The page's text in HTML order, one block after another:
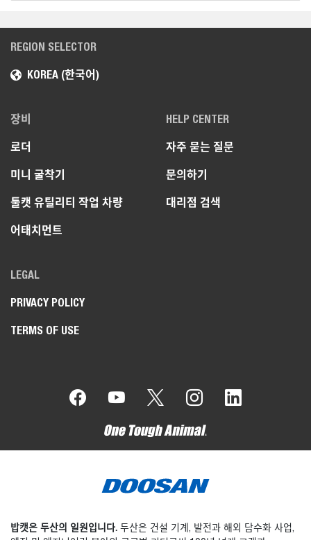
REGION SELECTOR
KOREA (한국어)
장비
로더
미니 굴착기
툴캣 유틸리티 작업 차량
어태치먼트
HELP CENTER
자주 묻는 질문
문의하기
대리점 검색
LEGAL
PRIVACY POLICY
TERMS OF USE
밥캣은 두산의 일원입니다. 두산은 건설 기계, 발전과 해외 담수화 사업,